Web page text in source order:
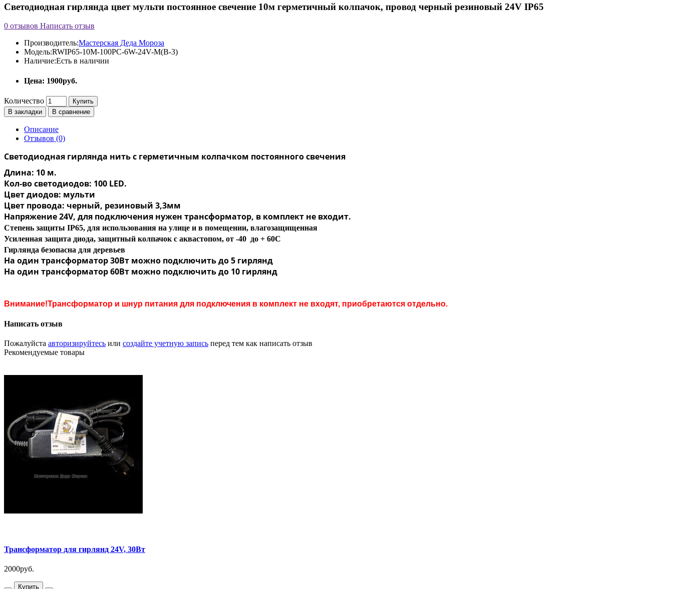
Светодиодная гирлянда цвет мульти постоянное свечение 10м герметичный колпачок, провод черный резиновый 24V IP65
0 отзывов Написать отзыв
Производитель:Мастерская Деда Мороза
Модель:RWIP65-10M-100PC-6W-24V-M(B-3)
Наличие:Есть в наличии
Цена: 1900руб.
Количество
Купить
В закладки
В сравнение
Описание
Отзывов (0)
Светодиодная гирлянда нить с герметичным колпачком постоянного свечения
Длина: 10 м.
Кол-во светодиодов: 100 LED.
Цвет диодов: мульти
Цвет провода: черный, резиновый 3,3мм
Напряжение 24V, для подключения нужен трансформатор, в комплект не входит.
Степень защиты IP65, для использования на улице и в помещении, влагозащищенная
Усиленная защита диода, защитный колпачок с аквастопом, от -40 до + 60С
Гирлянда безопасна для деревьев
На один трансформатор 30Вт можно подключить до 5 гирлянд
На один трансформатор 60Вт можно подключить до 10 гирлянд
Внимание!Трансформатор и шнур питания для подключения в комплект не входят, приобретаются отдельно.
Написать отзыв
Пожалуйста авторизируйтесь или создайте учетную запись перед тем как написать отзыв
Рекомендуемые товары
Трансформатор для гирлянд 24V, 30Вт
2000руб.
Купить